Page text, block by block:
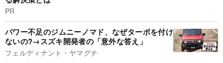
PR
パワー不足のジムニーノマド、なぜターボを付け
ないの?→スズキ開発者の「意外な答え」
フェルディナント・ヤマグチ